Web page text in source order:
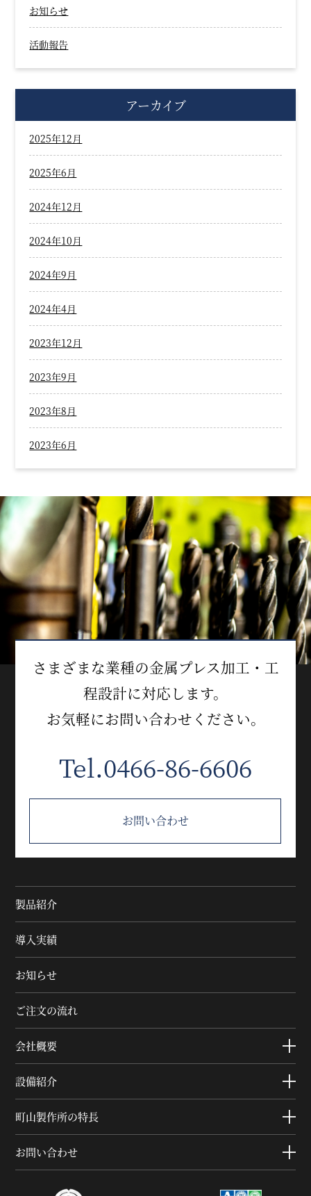
お知らせ
活動報告
アーカイブ
2025年12月
2025年6月
2024年12月
2024年10月
2024年9月
2024年4月
2023年12月
2023年9月
2023年8月
2023年6月
さまざまな業種の金属プレス加工・工
程設計に対応します。
お気軽にお問い合わせください。
Tel.0466-86-6606
お問い合わせ
製品紹介
導入実績
お知らせ
ご注文の流れ
会社概要
設備紹介
町山製作所の特長
お問い合わせ